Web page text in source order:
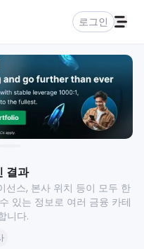
로그인
결과
선스, 본사 위치 등이 모두 한
있는 정보로 여러 금융 카테
니다.